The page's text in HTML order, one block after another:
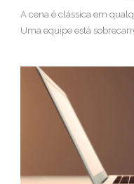
A cena é clássica em
Uma equipe está